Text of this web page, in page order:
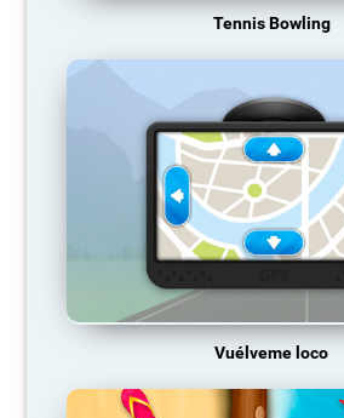
Tennis Bowling
Vuélveme loco